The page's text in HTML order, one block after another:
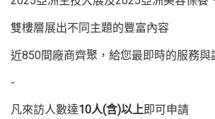
雙樓層展出不同主題的豐富內容
近850間廠商齊聚，給您最即時的服務與
-
凡來訪人數達10人(含)以上即可申請